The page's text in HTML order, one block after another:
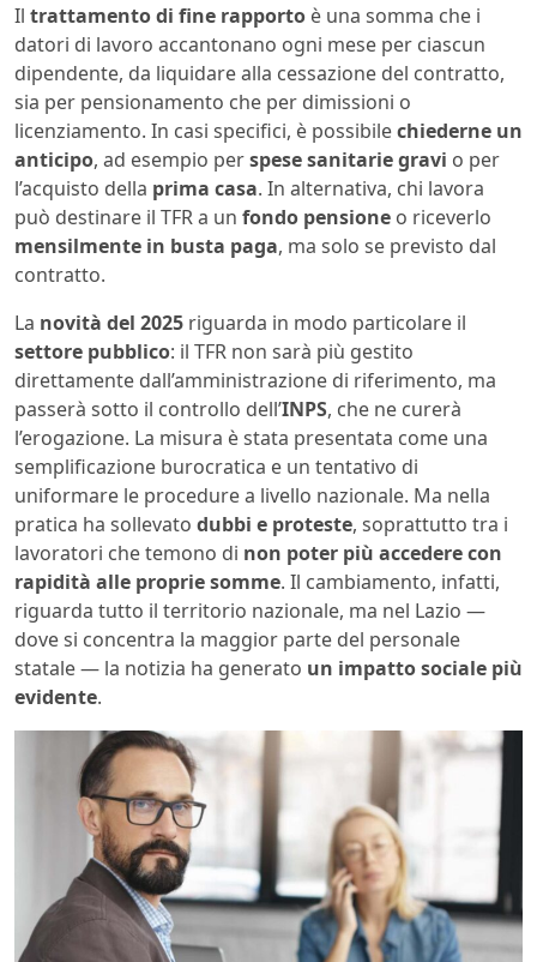
Il trattamento di fine rapporto è una somma che i
datori di lavoro accantonano ogni mese per ciascun
dipendente, da liquidare alla cessazione del contratto,
sia per pensionamento che per dimissioni o
licenziamento. In casi specifici, è possibilechiederne un
anticipo, ad esempio perspese sanitarie gravi o per
l’acquisto della prima casa. In alternativa, chi lavora
può destinare il TFR a un fondo pensione o riceverlo
mensilmente in busta paga, ma solo se previsto dal
contratto.
La novità del 2025 riguarda in modo particolare il
settore pubblico: il TFR non sarà più gestito
direttamente dall’amministrazione di riferimento, ma
passerà sotto il controllo dell’INPS, che ne curerà
l’erogazione. La misura è stata presentata come una
semplificazione burocratica e un tentativo di
uniformare le procedure a livello nazionale. Ma nella
pratica ha sollevato dubbi e proteste, soprattutto tra i
lavoratori che temono di non poter più accedere con
rapidità alle proprie somme. Il cambiamento, infatti,
riguarda tutto il territorio nazionale, ma nel Lazio —
dove si concentra la maggior parte del personale
statale — la notizia ha generato un impatto sociale più
evidente.